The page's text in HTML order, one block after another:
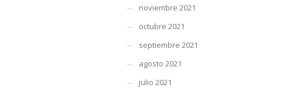
noviembre 2021
octubre 2021
septiembre 2021
agosto 2021
julio 2021